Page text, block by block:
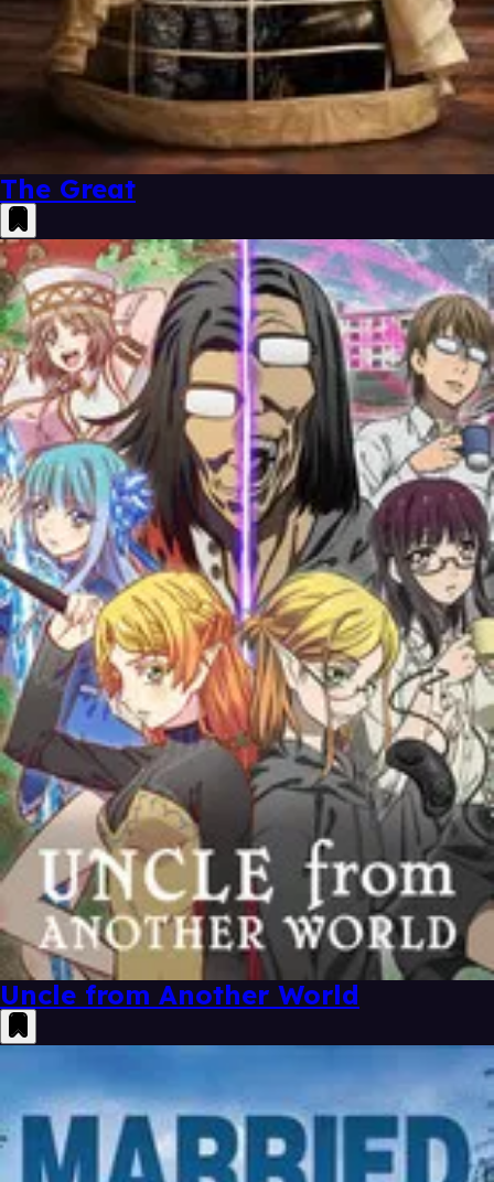
The Great
Uncle from Another World